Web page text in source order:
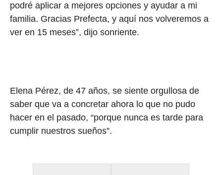
podré aplicar a mejores opciones y ayudar a mi
familia. Gracias Prefecta, y aquí nos volveremos a
ver en 15 meses”, dijo sonriente.
Elena Pérez, de 47 años, se siente orgullosa de
saber que va a concretar ahora lo que no pudo
hacer en el pasado, “porque nunca es tarde para
cumplir nuestros sueños”.